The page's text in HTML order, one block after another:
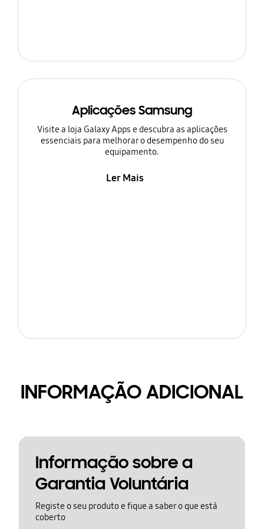
Aplicações Samsung
Visite a loja Galaxy Apps e descubra as aplicações
essenciais para melhorar o desempenho do seu
equipamento.
Ler Mais
INFORMAÇÃO ADICIONAL
Informação sobre a
Garantia Voluntária
Registe o seu produto e fique a saber o que está
coberto